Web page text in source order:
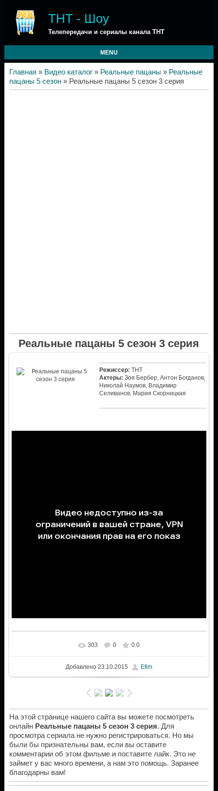
ТНТ - Шоу
Телепередачи и сериалы канала ТНТ
MENU
Главная » Видео каталог» Реальные пацаны » Реальные
пацаны 5 сезон» Реальные пацаны 5 сезон 3 серия
Реальные пацаны 5 сезон 3 серия
Режиссер: ТНТ
Актеры: Зоя Бербер, Антон Богданов,
Николай Наумов, Владимир
Селиванов, Мария Скорницкая
303 0 0.0
Добавлено23.10.2015 Efim
На этой странице нашего сайта вы можете посмотреть
онлайн Реальные пацаны 5 сезон 3 серия. Для
просмотра сериала не нужно регистрироваться. Но мы
были бы признательны вам, если вы оставите
комментарии об этом фильме и поставите лайк. Это не
займет у вас много времени, а нам это помощь. Заранее
благодарны вам!